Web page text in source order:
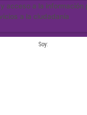
acceso a la información
a la ciudadanía
Soy: